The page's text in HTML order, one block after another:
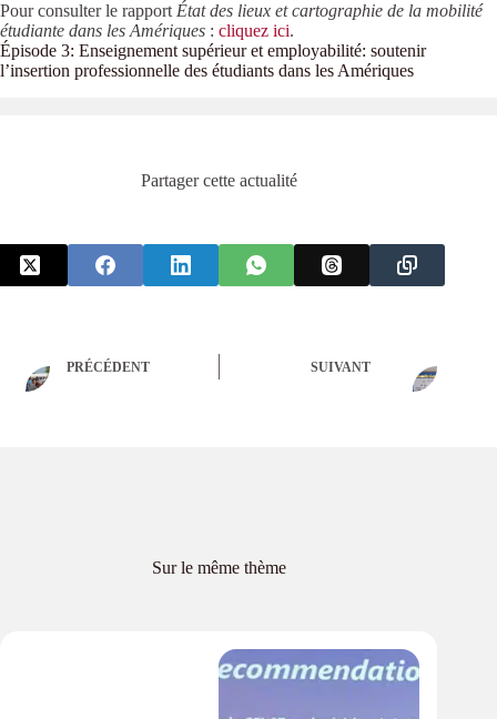
Pour consulter le rapport État des lieux et cartographie de la mobilité
étudiante dans les Amériques : cliquez ici.
Épisode 3: Enseignement supérieur et employabilité: soutenir
l’insertion professionnelle des étudiants dans les Amériques
Partager cette actualité
PRÉCÉDENT SUIVANT
Sur le même thème